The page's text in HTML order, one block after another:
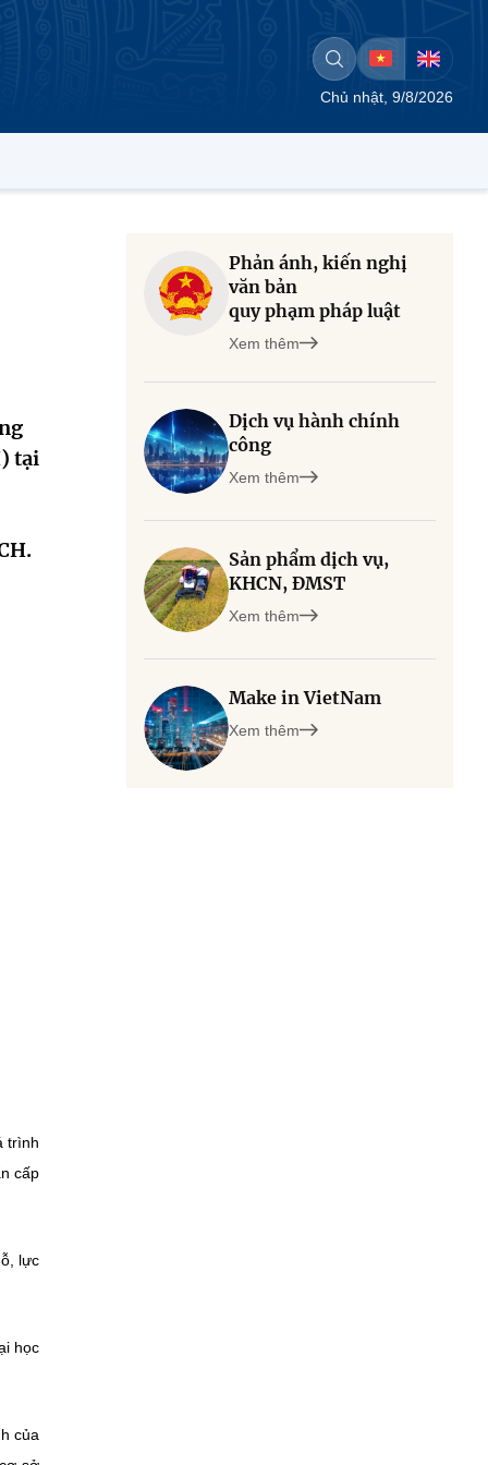
Chủ nhật, 9/8/2026
tại
trình
cấp
lực
học
của
Phản ánh, kiến nghị
văn bản
quy phạm pháp luật
Xem thêm
Dịch vụ hành chính
công
Xem thêm
Sản phẩm dịch vụ,
KHCN, ĐMST
Xem thêm
Make in VietNam
Xem thêm